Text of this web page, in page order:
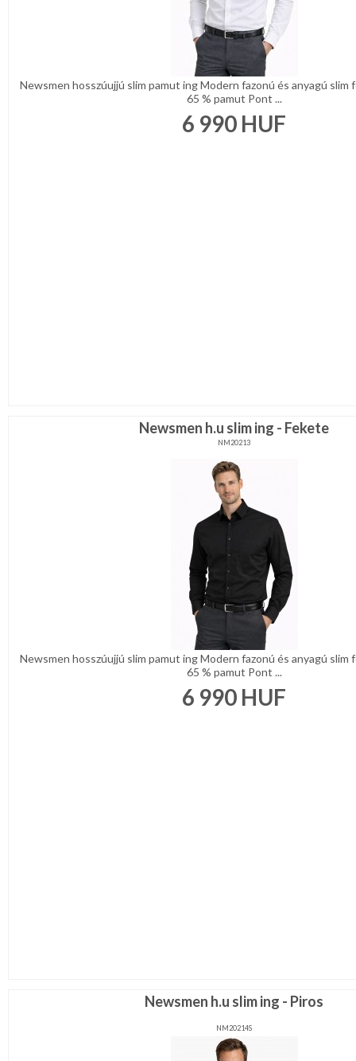
Newsmen hosszúujjú slim pamut ing Modern fazonú és anyagú slim
65 % pamut Pont ...
6 990 HUF
Newsmen h.u slim ing - Fekete
NM20213
Newsmen hosszúujjú slim pamut ing Modern fazonú és anyagú slim
65 % pamut Pont ...
6 990 HUF
Newsmen h.u slim ing - Piros
NM20214S